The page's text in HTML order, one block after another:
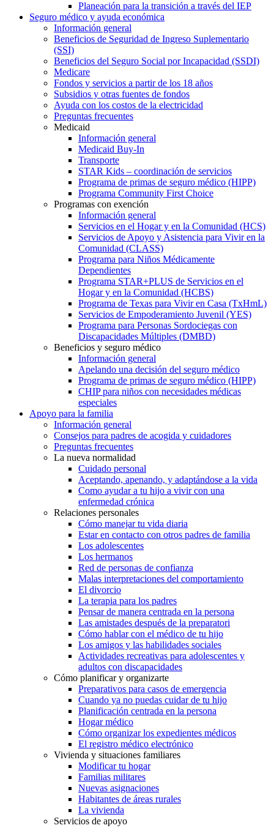
Planeación para la transición a través del IEP
Seguro médico y ayuda económica
Información general
Beneficios de Seguridad de Ingreso Suplementario
(SSI)
Beneficios del Seguro Social por Incapacidad (SSDI)
Medicare
Fondos y servicios a partir de los 18 años
Subsidios y otras fuentes de fondos
Ayuda con los costos de la electricidad
Preguntas frecuentes
Medicaid
Información general
Medicaid Buy-In
Transporte
STAR Kids – coordinación de servicios
Programa de primas de seguro médico (HIPP)
Programa Community First Choice
Programas con exención
Información general
Servicios en el Hogar y en la Comunidad (HCS)
Servicios de Apoyo y Asistencia para Vivir en la
Comunidad (CLASS)
Programa para Niños Médicamente
Dependientes
Programa STAR+PLUS de Servicios en el
Hogar y en la Comunidad (HCBS)
Programa de Texas para Vivir en Casa (TxHmL)
Servicios de Empoderamiento Juvenil (YES)
Programa para Personas Sordociegas con
Discapacidades Múltiples (DMBD)
Beneficios y seguro médico
Información general
Apelando una decisión del seguro médico
Programa de primas de seguro médico (HIPP)
CHIP para niños con necesidades médicas
especiales
Apoyo para la familia
Información general
Consejos para padres de acogida y cuidadores
Preguntas frecuentes
La nueva normalidad
Cuidado personal
Aceptando, apenando, y adaptándose a la vida
Como ayudar a tu hijo a vivir con una
enfermedad crónica
Relaciones personales
Cómo manejar tu vida diaria
Estar en contacto con otros padres de familia
Los adolescentes
Los hermanos
Red de personas de confianza
Malas interpretaciones del comportamiento
El divorcio
La terapia para los padres
Pensar de manera centrada en la persona
Las amistades después de la preparatori
Cómo hablar con el médico de tu hijo
Los amigos y las habilidades sociales
Actividades recreativas para adolescentes y
adultos con discapacidades
Cómo planificar y organizarte
Preparativos para casos de emergencia
Cuando ya no puedas cuidar de tu hijo
Planificación centrada en la persona
Hogar médico
Cómo organizar los expedientes médicos
El registro médico electrónico
Vivienda y situaciones familiares
Modificar tu hogar
Familias militares
Nuevas asignaciones
Habitantes de áreas rurales
La vivienda
Servicios de apoyo